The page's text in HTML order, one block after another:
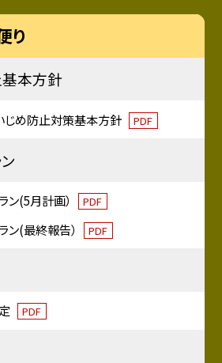
り
本方針
じめ防止対策基本方針 PDF
ン(5月計画） PDF
ン(最終報告） PDF
PDF